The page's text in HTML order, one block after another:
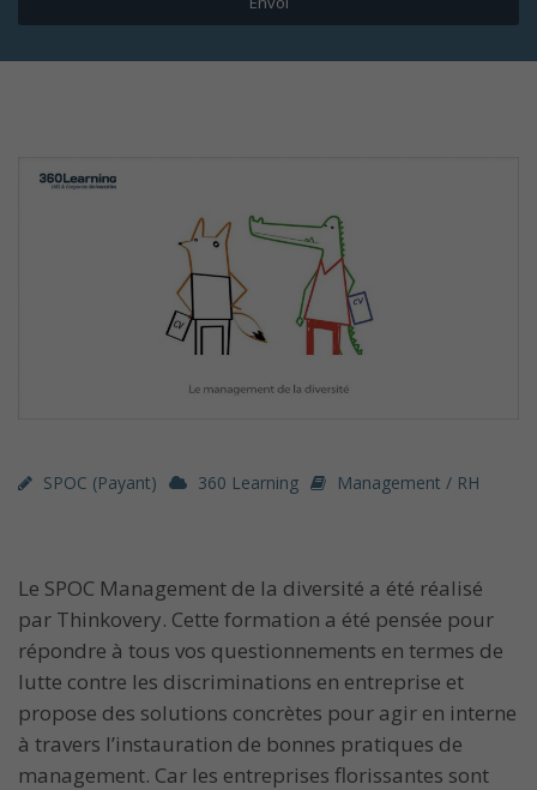
SPOC (payant) 360 Learning Management / RH
Le SPOC Management de la diversité a été réalisé
par Thinkovery. Cette formation a été pensée pour
répondre à tous vos questionnements en termes de
lutte contre les discriminations en entreprise et
propose des solutions concrètes pour agir en interne
à travers l’instauration de bonnes pratiques de
management. Car les entreprises florissantes sont